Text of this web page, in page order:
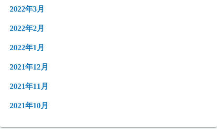
2022年3月
2022年2月
2022年1月
2021年12月
2021年11月
2021年10月